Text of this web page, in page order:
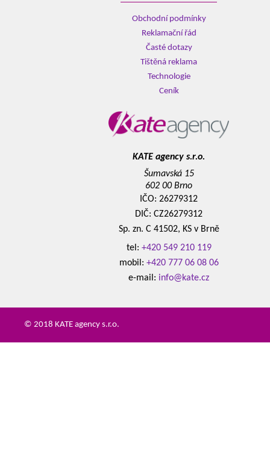
Obchodní podmínky
Reklamační řád
Časté dotazy
Tištěná reklama
Technologie
Ceník
KATE agency s.r.o.
Šumavská 15
602 00 Brno
IČO: 26279312
DIČ: CZ26279312
Sp. zn. C 41502, KS v Brně
tel: +420 549 210 119
mobil: +420 777 06 08 06
e-mail: info@kate.cz
© 2018 KATE agency s.r.o.